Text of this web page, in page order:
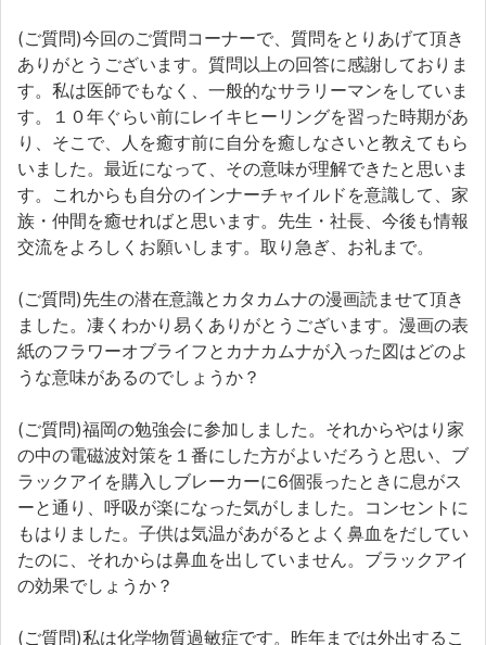
(ご質問)今回のご質問コーナーで、質問をとりあげて頂き
ありがとうございます。質問以上の回答に感謝しておりま
す。私は医師でもなく、一般的なサラリーマンをしていま
す。１０年ぐらい前にレイキヒーリングを習った時期があ
り、そこで、人を癒す前に自分を癒しなさいと教えてもら
いました。最近になって、その意味が理解できたと思いま
す。これからも自分のインナーチャイルドを意識して、家
族・仲間を癒せればと思います。先生・社長、今後も情報
交流をよろしくお願いします。取り急ぎ、お礼まで。
(ご質問)先生の潜在意識とカタカムナの漫画読ませて頂き
ました。凄くわかり易くありがとうございます。漫画の表
紙のフラワーオブライフとカナカムナが入った図はどのよ
うな意味があるのでしょうか？
(ご質問)福岡の勉強会に参加しました。それからやはり家
の中の電磁波対策を１番にした方がよいだろうと思い、ブ
ラックアイを購入しブレーカーに6個張ったときに息がス
ーと通り、呼吸が楽になった気がしました。コンセントに
もはりました。子供は気温があがるとよく鼻血をだしてい
たのに、それからは鼻血を出していません。ブラックアイ
の効果でしょうか？
(ご質問)私は化学物質過敏症です。昨年までは外出するこ